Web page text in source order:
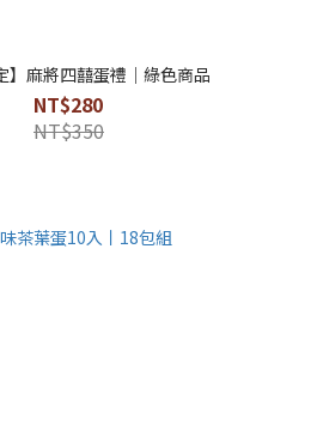
】麻將四囍蛋禮｜綠色商品
NT$280
NT$350